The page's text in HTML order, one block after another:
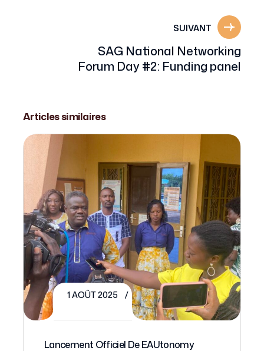
SUIVANT
SAG National Networking
Forum Day #2: Funding panel
Articles similaires
1 AOÛT 2025
Lancement Officiel De EAUtonomy